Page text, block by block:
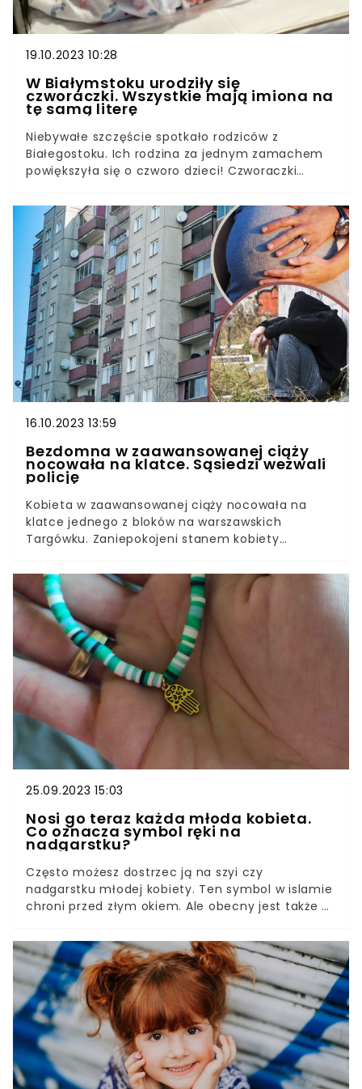
19.10.2023 10:28
W Białymstoku urodziły się
czworaczki. Wszystkie mają imiona na
tę samą literę
Niebywałe szczęście spotkało rodziców z
Białegostoku. Ich rodzina za jednym zamachem
powiększyła się o czworo dzieci! Czworaczki
porodzie, który odbył się w Uniwersyteckim
Szpitalu Klinicznym, asystował zespół 22 lekarzy i
pielęgniarek. To drugi taki przypadek w 60-letniej
historii tej placówki.
16.10.2023 13:59
Bezdomna w zaawansowanej ciąży
nocowała na klatce. Sąsiedzi wezwali
policję
Kobieta w zaawansowanej ciąży nocowała na
klatce jednego z bloków na warszawskich
Targówku. Zaniepokojeni stanem kobiety
25.09.2023 15:03
Nosi go teraz każda młoda kobieta.
Co oznacza symbol ręki na
nadgarstku?
Często możesz dostrzec ją na szyi czy
nadgarstku młodej kobiety. Ten symbol w islamie
chroni przed złym okiem. Ale obecny jest także w
także kobiety niewierzące. Hamsa nosi różne
nazwy i przypisuje się jej wiele działań. M.in. ma
pozytywnie wpływać na płodność.Otwarta dłoń,
często bogato zdobiona ornamentami, we
wspomnianym wcześniej islamie nierzadko
połączona z okiem proroka. Nazywa się ją dłonią
Fatimy, Marii lub Miriam. Amulet płodności,
ochrona przed złymi mocami i piękna ozdoba. Nie
ona jedna skradła serca kobiet starających się o